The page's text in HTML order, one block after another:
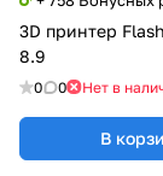
3D принтер
8.9
0 0 Нет в
В